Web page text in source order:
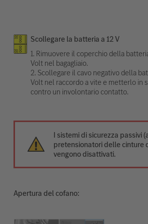
Scollegare la batteria a 12 V
1. Rimuovere il coperchio della
Volt nel bagagliaio.
2. Scollegare il cavo negativo della
Volt nel raccordo a vite e metterlo in
contro un involontario contatto.
I sistemi di sicurezza passivi
pretensionatori delle cinture
vengono disattivati.
Apertura del cofano: